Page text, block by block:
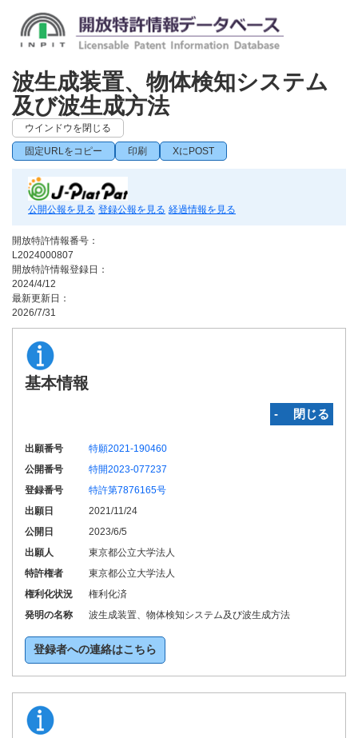
波生成装置、物体検知システム
及び波生成方法
ウインドウを閉じる
固定URLをコピー 印刷 XにPOST
公開公報を見る 登録公報を見る 経過情報を見る
開放特許情報番号：
L2024000807
開放特許情報登録日：
2024/4/12
最新更新日：
2026/7/31
基本情報
‐ 閉じる
出願番号
特願2021-190460
公開番号
特開2023-077237
登録番号
特許第7876165号
出願日
2021/11/24
公開日
2023/6/5
出願人
東京都公立大学法人
特許権者
東京都公立大学法人
権利化状況
権利化済
発明の名称
波生成装置、物体検知システム及び波生成方法
登録者への連絡はこちら